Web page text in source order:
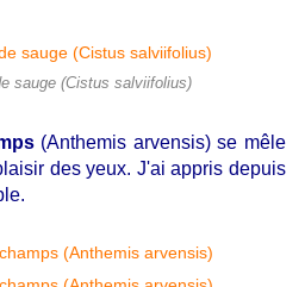
sauge (Cistus salviifolius)
(Anthemis arvensis) se mêle
des yeux. J'ai appris depuis